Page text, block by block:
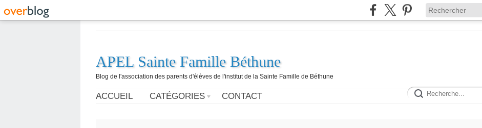
APEL Sainte Famille Béthune
Blog de l'association des parents d'élèves de l'institut de la Sainte Famille de Béthune
ACCUEIL CATÉGORIES CONTACT